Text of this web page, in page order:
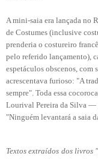
A mini-saia era lançada no
de Costumes (inclusive
prenderia o costureiro
pelo referido lançamento),
espetáculos obscenos, com
acrescentava furioso: "A
sempre". Toda essa
Lourival Pereira da Silva —
"Ninguém levantará a saia
Textos extraídos dos livros